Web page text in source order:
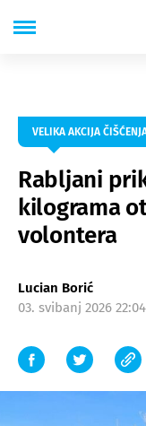
VELIKA AKCIJA
Rabljani
kilograma
volontera
Lucian Borić
03. svibanj 2026 22:04